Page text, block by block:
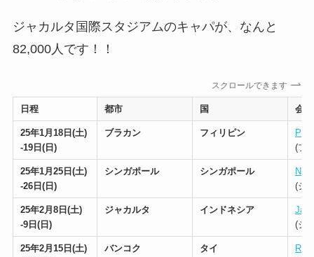
ジャカルタ国際スタジアムのキャパが、なんと
82,000人です！！
スクロールできます
日程 都市 国 会場
25年1月18日(土)
-19日(日)
ブラカン フィリピン
(フ
25年1月25日(土)
-26日(日)
シンガポール シンガポール
(シ
25年2月8日(土)
-9日(日)
ジャカルタ インドネシア
(ジ
25年2月15日(土)
バンコク タイ